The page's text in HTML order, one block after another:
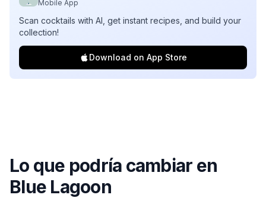
Mobile App
Scan cocktails with AI, get instant recipes, and build your
collection!
Download on App Store
Lo que podría cambiar en
Blue Lagoon